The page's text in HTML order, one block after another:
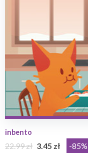
inbento
22.99 zł 3.45 zł -85%